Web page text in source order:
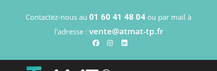
Contactez-nous au 01 60 41 48 04 ou par mail à
l'adresse : vente@atmat-tp.fr